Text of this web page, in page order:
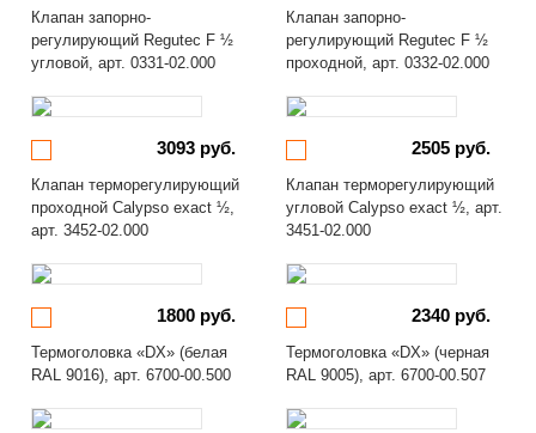
Клапан запорно-
регулирующий Regutec F ½
угловой, арт. 0331-02.000
Клапан запорно-
регулирующий Regutec F ½
проходной, арт. 0332-02.000
3093 руб.
Клапан терморегулирующий
проходной Calypso exact ½,
арт. 3452-02.000
2505 руб.
Клапан терморегулирующий
угловой Calypso exact ½, арт.
3451-02.000
1800 руб.
Термоголовка «DX» (белая
RAL 9016), арт. 6700-00.500
2340 руб.
Термоголовка «DX» (черная
RAL 9005), арт. 6700-00.507